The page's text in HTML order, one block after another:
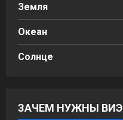
Земля
Океан
Солнце
ЗАЧЕМ НУЖНЫ ВИЭ